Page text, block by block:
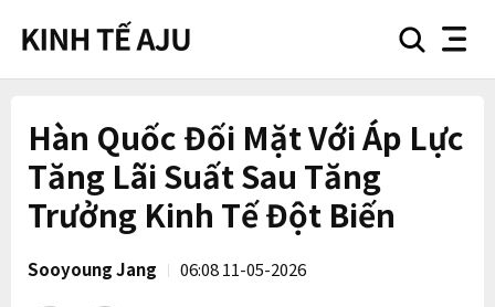
searchnav
Hàn Quốc Đối Mặt Với Áp Lực
Tăng Lãi Suất Sau Tăng
Trưởng Kinh Tế Đột Biến
Sooyoung Jang 06:08 11-05-2026